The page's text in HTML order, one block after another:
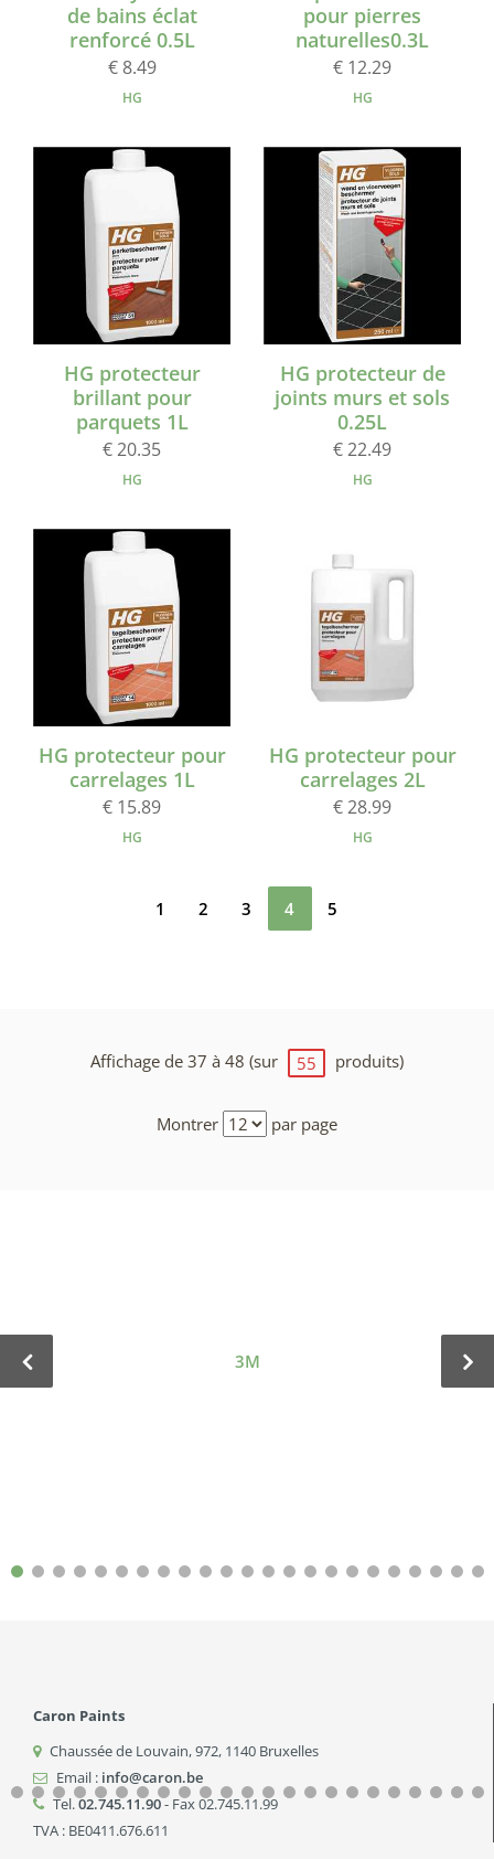
de bains éclat
renforcé 0.5L
€ 8.49
HG
pour pierres
naturelles0.3L
€ 12.29
HG
HG protecteur
brillant pour
parquets 1L
€ 20.35
HG
HG protecteur de
joints murs et sols
0.25L
€ 22.49
HG
HG protecteur pour
carrelages 1L
€ 15.89
HG
HG protecteur pour
carrelages 2L
€ 28.99
HG
1 2 3 4 5
Affichage de 37 à 48 (sur 55 produits)
Montrer par page
3M
Caron Paints
Chaussée de Louvain, 972, 1140 Bruxelles
Email : info@caron.be
Tel.02.745.11.90- Fax 02.745.11.99
TVA : BE0411.676.611